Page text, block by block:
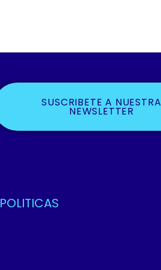
SUSCRIBETE A NUESTRA
NEWSLETTER
POLITICAS